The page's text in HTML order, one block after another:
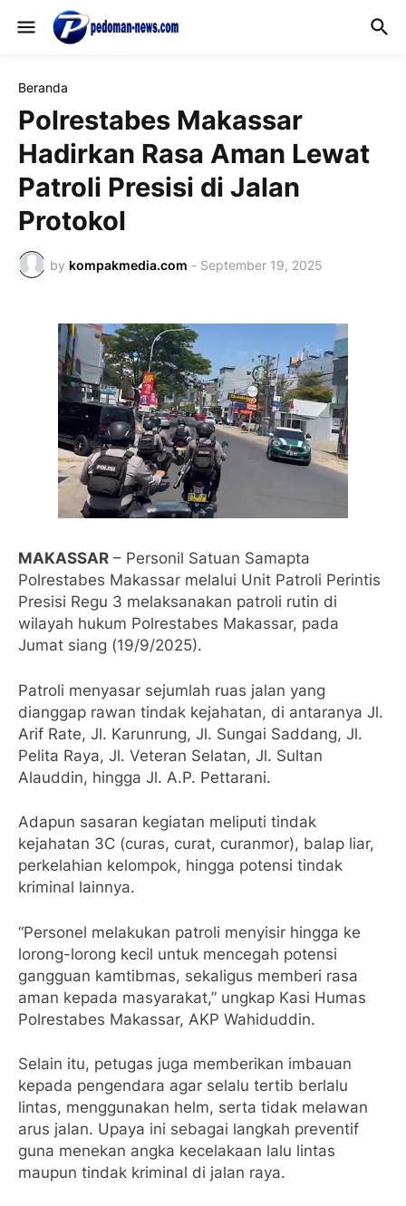
Beranda
Polrestabes Makassar
Hadirkan Rasa Aman Lewat
Patroli Presisi di Jalan
Protokol
by kompakmedia.com - September 19, 2025
MAKASSAR – Personil Satuan Samapta
Polrestabes Makassar melalui Unit Patroli Perintis
Presisi Regu 3 melaksanakan patroli rutin di
wilayah hukum Polrestabes Makassar, pada
Jumat siang (19/9/2025).
Patroli menyasar sejumlah ruas jalan yang
dianggap rawan tindak kejahatan, di antaranya Jl.
Arif Rate, Jl. Karunrung, Jl. Sungai Saddang, Jl.
Pelita Raya, Jl. Veteran Selatan, Jl. Sultan
Alauddin, hingga Jl. A.P. Pettarani.
Adapun sasaran kegiatan meliputi tindak
kejahatan 3C (curas, curat, curanmor), balap liar,
perkelahian kelompok, hingga potensi tindak
kriminal lainnya.
“Personel melakukan patroli menyisir hingga ke
lorong-lorong kecil untuk mencegah potensi
gangguan kamtibmas, sekaligus memberi rasa
aman kepada masyarakat,” ungkap Kasi Humas
Polrestabes Makassar, AKP Wahiduddin.
Selain itu, petugas juga memberikan imbauan
kepada pengendara agar selalu tertib berlalu
lintas, menggunakan helm, serta tidak melawan
arus jalan. Upaya ini sebagai langkah preventif
guna menekan angka kecelakaan lalu lintas
maupun tindak kriminal di jalan raya.